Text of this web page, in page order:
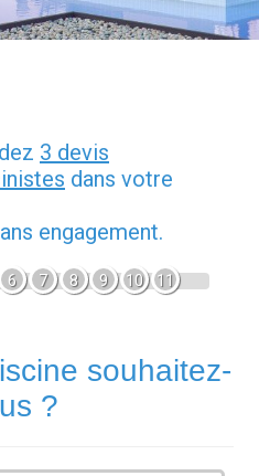
3 devis
dans votre
engagement.
6 7 8 9 10 11
souhaitez-
?